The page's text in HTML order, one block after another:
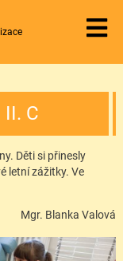
C
Děti si přinesly
letní zážitky. Ve
Mgr. Blanka Valová